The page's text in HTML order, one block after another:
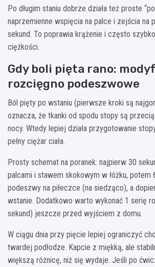
Po długim staniu dobrze działa też proste
naprzemienne wspięcia na palce i zejścia na
sekund. To poprawia krążenie i często
ciężkości.
Gdy boli pięta rano:
rozcięgno podeszwowe
Ból pięty po wstaniu (pierwsze kroki są
oznacza, że tkanki od spodu stopy są
nocy. Wtedy lepiej działa przygotowanie
pełny ciężar ciała.
Prosty schemat na poranek: najpierw 30
palcami i stawem skokowym w łóżku, potem
podeszwy na piłeczce (na siedząco), a
wstanie. Dodatkowo warto wykonać 1 serię
sekund) jeszcze przed wyjściem z domu.
W ciągu dnia przy pięcie lepiej ograniczyć
twardej podłodze. Kapcie z miękką, ale
większą różnicę, niż się wydaje. Jeśli po